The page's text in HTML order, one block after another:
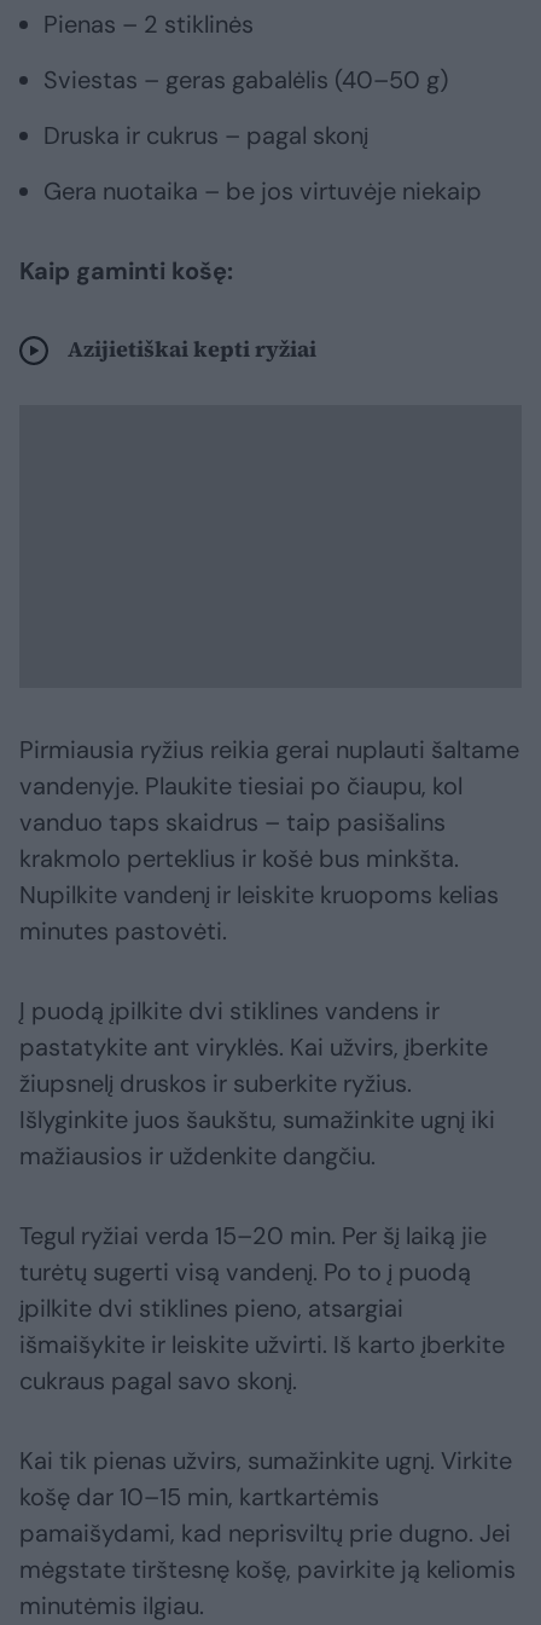
Pienas – 2 stiklinės
Sviestas – geras gabalėlis (40–50 g)
Druska ir cukrus – pagal skonį
Gera nuotaika – be jos virtuvėje niekaip
Kaip gaminti košę:
Azijietiškai kepti ryžiai
Pirmiausia ryžius reikia gerai nuplauti šaltame
vandenyje. Plaukite tiesiai po čiaupu, kol
vanduo taps skaidrus – taip pasišalins
krakmolo perteklius ir košė bus minkšta.
Nupilkite vandenį ir leiskite kruopoms kelias
minutes pastovėti.
Į puodą įpilkite dvi stiklines vandens ir
pastatykite ant viryklės. Kai užvirs, įberkite
žiupsnelį druskos ir suberkite ryžius.
Išlyginkite juos šaukštu, sumažinkite ugnį iki
mažiausios ir uždenkite dangčiu.
Tegul ryžiai verda 15–20 min. Per šį laiką jie
turėtų sugerti visą vandenį. Po to į puodą
įpilkite dvi stiklines pieno, atsargiai
išmaišykite ir leiskite užvirti. Iš karto įberkite
cukraus pagal savo skonį.
Kai tik pienas užvirs, sumažinkite ugnį. Virkite
košę dar 10–15 min, kartkartėmis
pamaišydami, kad neprisviltų prie dugno. Jei
mėgstate tirštesnę košę, pavirkite ją keliomis
minutėmis ilgiau.